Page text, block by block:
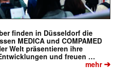
finden in Düsseldorf die
MEDICA und COMPAMED
Welt präsentieren ihre
und freuen …
mehr➔